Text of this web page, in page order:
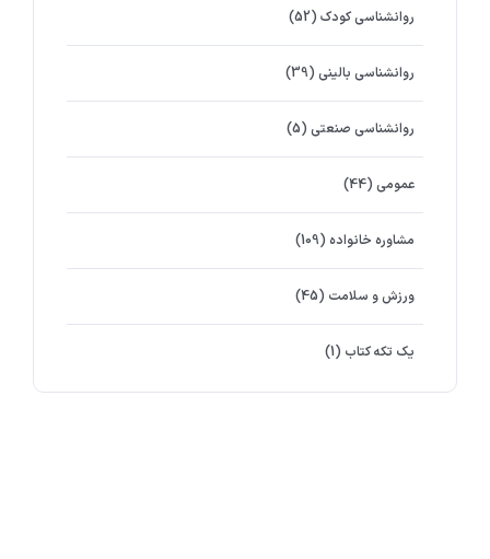
روانشناسي كودك (52)
روانشناسی بالینی (39)
روانشناسی صنعتی (5)
عمومی (44)
مشاوره خانواده (109)
ورزش و سلامت (45)
یک تکه کتاب (1)